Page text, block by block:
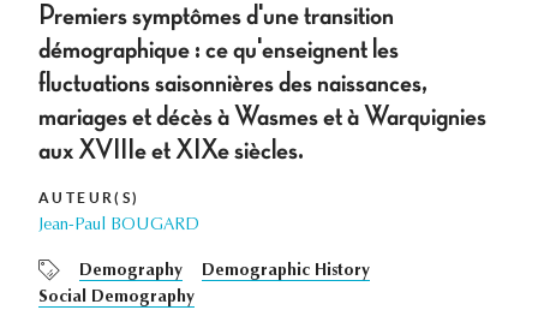
Premiers symptômes d'une transition
démographique : ce qu'enseignent les
fluctuations saisonnières des naissances,
mariages et décès à Wasmes et à Warquignies
aux XVIIIe et XIXe siècles.
AUTEUR(S)
Jean-Paul BOUGARD
Demography
Demographic History
Social Demography